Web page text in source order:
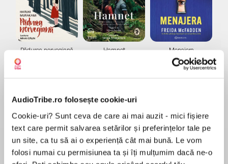
AudioTribe.ro folosește cookie-uri
Cookie-uri? Sunt ceva de care ai mai auzit - mici fișiere
text care permit salvarea setărilor și preferințelor tale pe
un site, ca tu să ai o experiență cât mai bună. Le vom
folosi numai cu permisiunea ta și îți mulțumim dacă ne-o
Pădurea norvegiană
Elita de Argint (Elita
de...
Dani Francis
Hamnet
Diavolul se îmbracă de
la...
Lauren Weisberger
Menajera
Freida McFadden
Migdală
Sohn Won-pyung